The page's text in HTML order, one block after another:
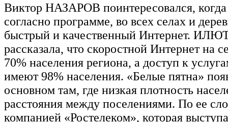
Виктор НАЗАРОВ поинтересовался, когда
согласно программе, во всех селах и
быстрый и качественный Интернет.
рассказала, что скоростной Интернет на
70% населения региона, а доступ к
имеют 98% населения. «Белые пятна»
основном там, где низкая плотность
расстояния между поселениями. По ее
компанией «Ростелеком», которая